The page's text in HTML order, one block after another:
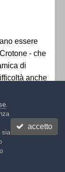
essere
- che
di
anche
al 90°).
il trend è
come
.
sia
accetto